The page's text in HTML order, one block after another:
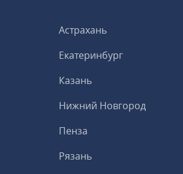
Астрахань
Екатеринбург
Казань
Нижний Новгород
Пенза
Рязань